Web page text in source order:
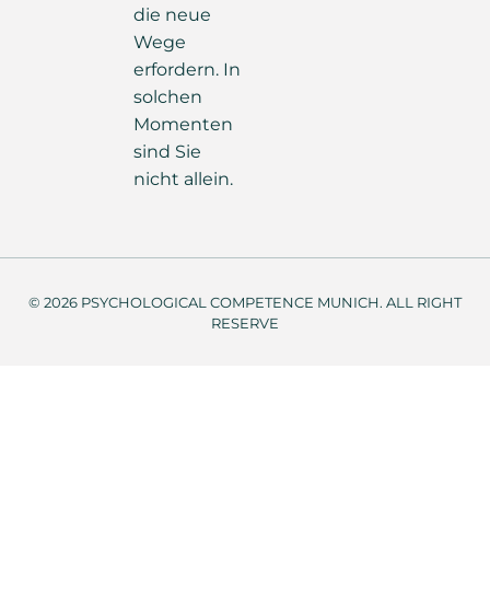
die neue
Wege
erfordern. In
solchen
Momenten
sind Sie
nicht allein.
© 2026 PSYCHOLOGICAL COMPETENCE MUNICH. ALL RIGHT
RESERVE